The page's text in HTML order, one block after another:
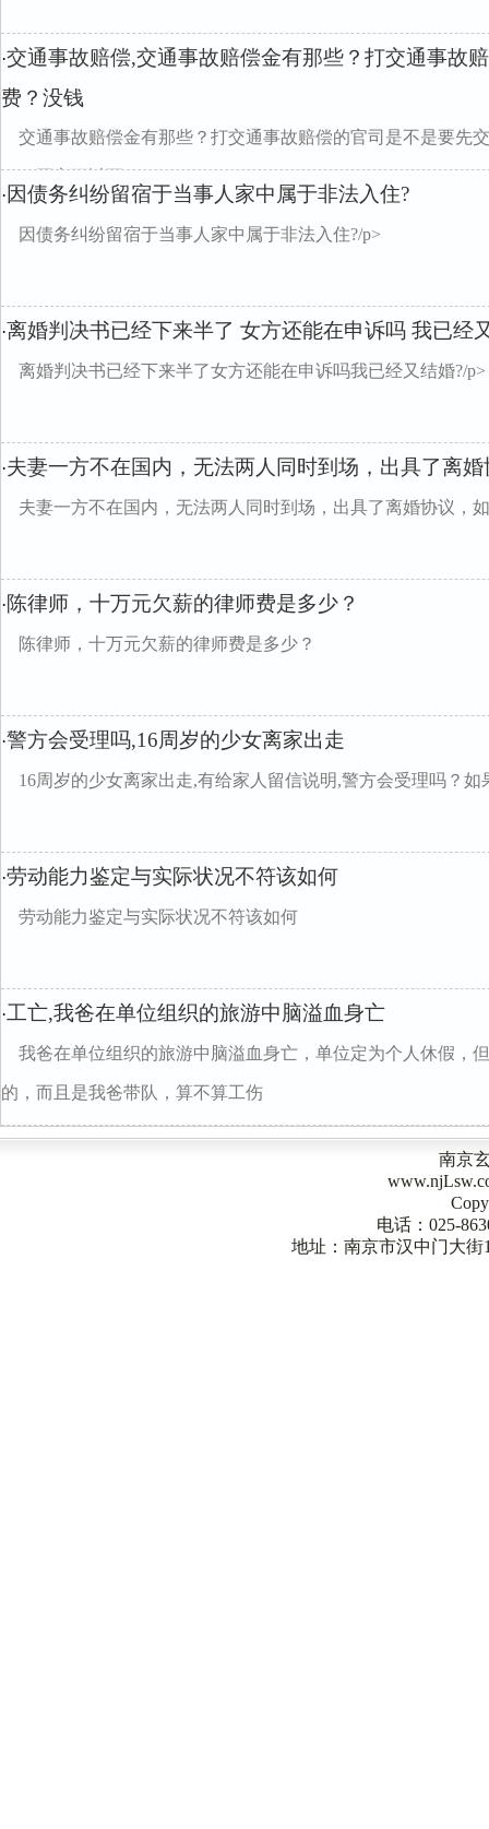
·交通事故赔偿,交通事故赔偿金有那些？打交通事故
费？没钱
交通事故赔偿金有那些？打交通事故赔偿的官司是不是要先
了，再交可以不？
· 因债务纠纷留宿于当事人家中属于非法入住?
因债务纠纷留宿于当事人家中属于非法入住?/p>
·离婚判决书已经下来半了 女方还能在申诉吗 我已经
离婚判决书已经下来半了女方还能在申诉吗我已经又结婚?/p>
·夫妻一方不在国内，无法两人同时到场，出具了离
夫妻一方不在国内，无法两人同时到场，出具了离婚协议，
·陈律师，十万元欠薪的律师费是多少？
陈律师，十万元欠薪的律师费是多少？
·警方会受理吗,16周岁的少女离家出走
16周岁的少女离家出走,有给家人留信说明,警方会受理吗？
·劳动能力鉴定与实际状况不符该如何
劳动能力鉴定与实际状况不符该如何
·工亡,我爸在单位组织的旅游中脑溢血身亡
我爸在单位组织的旅游中脑溢血身亡，单位定为个人休假，
的，而且是我爸带队，算不算工伤
南京
电话：025-
地址：南京市汉中门大